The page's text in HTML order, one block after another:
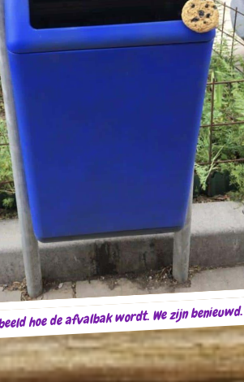
hoe de afvalbak wordt. We zijn benieuwd.